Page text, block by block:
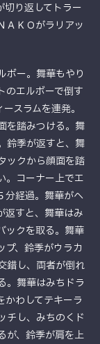
切り返してトラー
ＡＫＯがラリアッ
ボー。舞華もやり
のエルボーで倒す
スラムを連発。
を踏みつける。舞
鈴季が返すと、舞
ックから顔面を踏
。コーナー上でエ
分経過。舞華がヘ
返すと、舞華はみ
ックを取る。舞華
プ、鈴季がウラカ
錯し、両者が倒れ
。舞華はみちドラ
かわしてテキーラ
チし、みちのくド
が、鈴季が肩を上